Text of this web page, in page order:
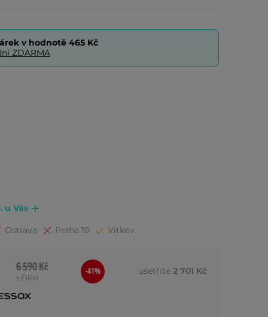
v hodnotě 465 Kč
ZDARMA
u Vás
Ostrava Praha 10 Vítkov
6 590 Kč
s DPH
-41% ušetříte 2 701 Kč